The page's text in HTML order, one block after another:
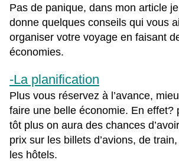
Pas de panique, dans mon article
donne quelques conseils qui vous
organiser votre voyage en faisant
économies.
-La planification
Plus vous réservez à l’avance,
faire une belle économie. En effet?
tôt plus on aura des chances
prix sur les billets d’avions, de
les hôtels.